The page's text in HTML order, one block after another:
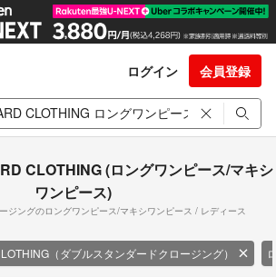
ログイン 会員登録
CLOTHING (ロングワンピース/マキシ
ワンピース)
ジングのロングワンピース/マキシワンピース / レディース
（ダブルスタンダードクロージング）